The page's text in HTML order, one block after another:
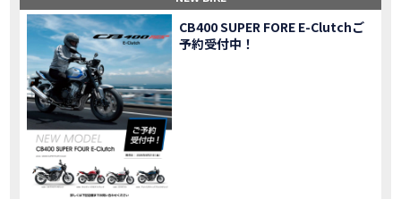
MOVIE 【速報】2025年モデルHonda X-ADV契約しました！新型のどこが凄いかチェックしてきた！
MOVIE 【女子ツーリング】秋の女子ツーリングin鳥羽・伊勢 【Honda Dream 松阪】
NEW BIKE スーパーカブFinal Edition/HELLP KITTY在庫車あります！
MOVIE 【CBR1000RR-R】スーパースポーツバイクで三重県の新スポットを巡る女子ツーリング|Honda CBR1000RRR Rebel1100 500 250
CAMPAIGN 三重県下 Honda Dreamにてレンタルバイクキャンペーン実施中💫
MOVIE 【アフリカツイン】憧れの大型バイクで1泊2日マスツーリング｜三重県〜静岡県｜Honda CL500 AfricaTwin
MOVIE 【女子ツーリング】穴場スポット満載！三重の美味しいもの・パワースポット！【Honda Dream 松阪】
MOVIE 【CBR600RR】憧れのSSバイクで女子ツーリング|三重県 松阪スタート！Honda Rebel250•500
CB400 SUPER FORE E-Clutchご
予約受付中！